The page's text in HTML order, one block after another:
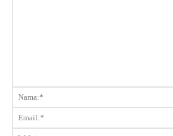
Komentar: